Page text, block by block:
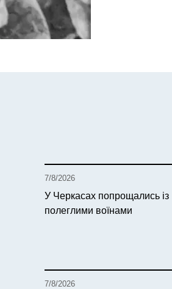
7/8/2026
У Черкасах попрощались із
полеглими воїнами
7/8/2026